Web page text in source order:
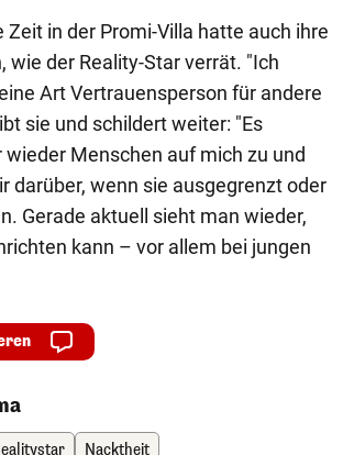
Zeit in der Promi-Villa hatte auch ihre
wie der Reality-Star verrät. "Ich
Art Vertrauensperson für andere
sie und schildert weiter: "Es
Menschen auf mich zu und
darüber, wenn sie ausgegrenzt oder
Gerade aktuell sieht man wieder,
kann – vor allem bei jungen
Nacktheit